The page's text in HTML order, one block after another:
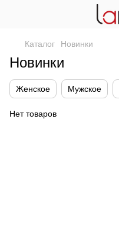
Каталог Новинки
Новинки
Женское Мужское
Нет товаров